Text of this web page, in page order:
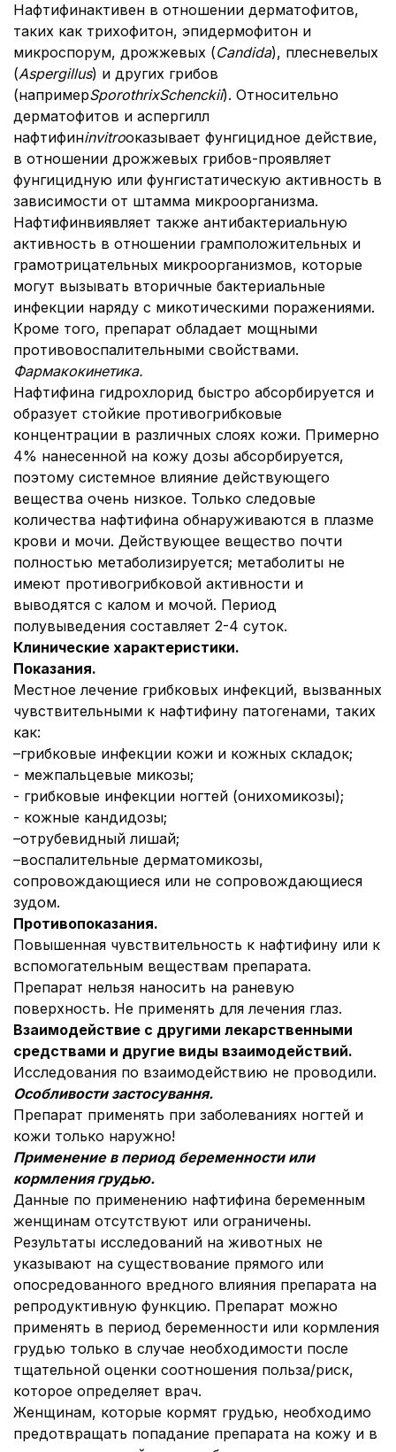
Нафтифинактивен в отношении дерматофитов,
таких как трихофитон, эпидермофитон и
микроспорум, дрожжевых (Candida), плесневелых
(Aspergillus) и других грибов
(напримерSporothrixSchenckii). Относительно
дерматофитов и аспергилл
нафтифинinvitroоказывает фунгицидное действие,
в отношении дрожжевых грибов-проявляет
фунгицидную или фунгистатическую активность в
зависимости от штамма микроорганизма.
Нафтифинвиявляет также антибактериальную
активность в отношении грамположительных и
грамотрицательных микроорганизмов, которые
могут вызывать вторичные бактериальные
инфекции наряду с микотическими поражениями.
Кроме того, препарат обладает мощными
противовоспалительными свойствами.
Фармакокинетика.
Нафтифина гидрохлорид быстро абсорбируется и
образует стойкие противогрибковые
концентрации в различных слоях кожи. Примерно
4% нанесенной на кожу дозы абсорбируется,
поэтому системное влияние действующего
вещества очень низкое. Только следовые
количества нафтифина обнаруживаются в плазме
крови и мочи. Действующее вещество почти
полностью метаболизируется; метаболиты не
имеют противогрибковой активности и
выводятся с калом и мочой. Период
полувыведения составляет 2-4 суток.
Клинические характеристики.
Показания.
Местное лечение грибковых инфекций, вызванных
чувствительными к нафтифину патогенами, таких
как:
–грибковые инфекции кожи и кожных складок;
- межпальцевые микозы;
- грибковые инфекции ногтей (онихомикозы);
- кожные кандидозы;
–отрубевидный лишай;
–воспалительные дерматомикозы,
сопровождающиеся или не сопровождающиеся
зудом.
Противопоказания.
Повышенная чувствительность к нафтифину или к
вспомогательным веществам препарата.
Препарат нельзя наносить на раневую
поверхность. Не применять для лечения глаз.
Взаимодействие с другими лекарственными
средствами и другие виды взаимодействий.
Исследования по взаимодействию не проводили.
Особливости застосування.
Препарат применять при заболеваниях ногтей и
кожи только наружно!
Применение в период беременности или
кормления грудью.
Данные по применению нафтифина беременным
женщинам отсутствуют или ограничены.
Результаты исследований на животных не
указывают на существование прямого или
опосредованного вредного влияния препарата на
репродуктивную функцию. Препарат можно
применять в период беременности или кормления
грудью только в случае необходимости после
тщательной оценки соотношения польза/риск,
которое определяет врач.
Женщинам, которые кормят грудью, необходимо
предотвращать попадание препарата на кожу и в